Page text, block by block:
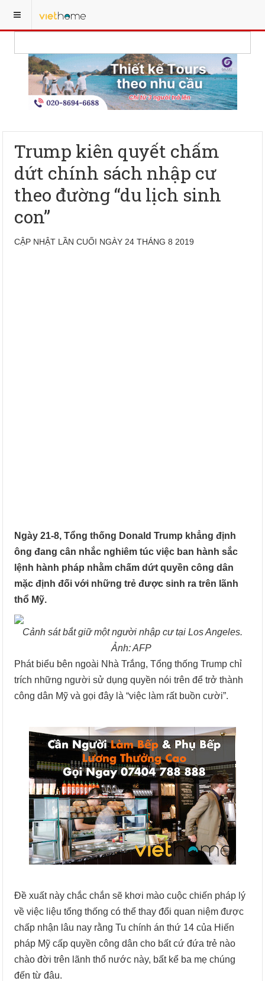
Trump kiên quyết chấm
dứt chính sách nhập cư
theo đường “du lịch sinh
con”
CẬP NHẬT LẦN CUỐI NGÀY 24 THÁNG 8 2019
Ngày 21-8, Tổng thống Donald Trump khẳng định
ông đang cân nhắc nghiêm túc việc ban hành sắc
lệnh hành pháp nhằm chấm dứt quyền công dân
mặc định đối với những trẻ được sinh ra trên lãnh
thổ Mỹ.
Cảnh sát bắt giữ một người nhập cư tại Los Angeles.
Ảnh: AFP
Phát biểu bên ngoài Nhà Trắng, Tổng thống Trump chỉ
trích những người sử dụng quyền nói trên để trở thành
công dân Mỹ và gọi đây là “việc làm rất buồn cười”.
Đề xuất này chắc chắn sẽ khơi mào cuộc chiến pháp lý
về việc liệu tổng thống có thể thay đổi quan niệm được
chấp nhận lâu nay rằng Tu chính án thứ 14 của Hiến
pháp Mỹ cấp quyền công dân cho bất cứ đứa trẻ nào
chào đời trên lãnh thổ nước này, bất kể ba mẹ chúng
đến từ đâu.